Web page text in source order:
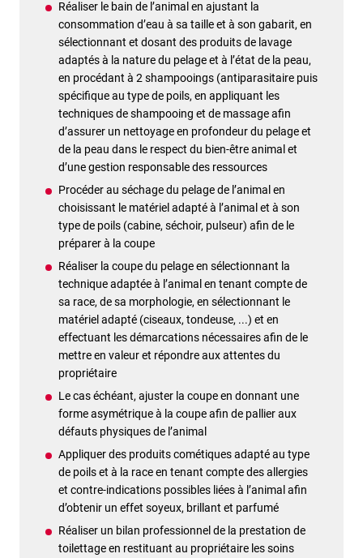
Réaliser le bain de l’animal en ajustant la
consommation d’eau à sa taille et à son gabarit, en
sélectionnant et dosant des produits de lavage
adaptés à la nature du pelage et à l’état de la peau,
en procédant à 2 shampooings (antiparasitaire puis
spécifique au type de poils, en appliquant les
techniques de shampooing et de massage afin
d’assurer un nettoyage en profondeur du pelage et
de la peau dans le respect du bien-être animal et
d’une gestion responsable des ressources
Procéder au séchage du pelage de l’animal en
choisissant le matériel adapté à l’animal et à son
type de poils (cabine, séchoir, pulseur) afin de le
préparer à la coupe
Réaliser la coupe du pelage en sélectionnant la
technique adaptée à l’animal en tenant compte de
sa race, de sa morphologie, en sélectionnant le
matériel adapté (ciseaux, tondeuse, ...) et en
effectuant les démarcations nécessaires afin de le
mettre en valeur et répondre aux attentes du
propriétaire
Le cas échéant, ajuster la coupe en donnant une
forme asymétrique à la coupe afin de pallier aux
défauts physiques de l’animal
Appliquer des produits cométiques adapté au type
de poils et à la race en tenant compte des allergies
et contre-indications possibles liées à l’animal afin
d’obtenir un effet soyeux, brillant et parfumé
Réaliser un bilan professionnel de la prestation de
toilettage en restituant au propriétaire les soins